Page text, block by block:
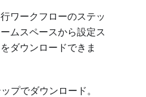
ワークフローのステッ
ムスペースから設定ス
ダウンロードできま
プでダウンロード。